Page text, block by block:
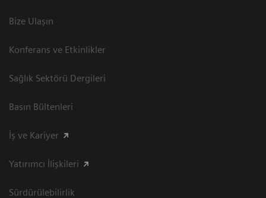
Bize Ulaşın
Konferans ve Etkinlikler
Sağlık Sektörü Dergileri
Basın Bültenleri
İş ve Kariyer
Yatırımcı İlişkileri
Sürdürülebilirlik